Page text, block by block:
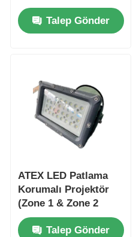
girişi ile tehlikeli
alanlar için LED
lamba
Talep Gönder
ATEX LED Patlama
Korumalı Projektör
(Zone 1 & Zone 2
Tehlikeli Alanlar İçin)
Talep Gönder